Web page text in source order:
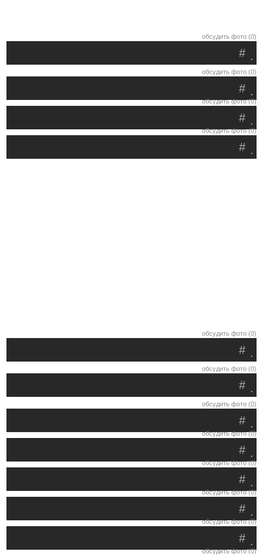
обсудить фото (0)
.
#
обсудить фото (0)
.
#
обсудить фото (0)
.
#
обсудить фото (0)
.
#
обсудить фото (0)
.
#
обсудить фото (0)
.
#
обсудить фото (0)
.
#
обсудить фото (0)
.
#
обсудить фото (0)
.
#
обсудить фото (0)
.
#
обсудить фото (0)
.
#
обсудить фото (0)